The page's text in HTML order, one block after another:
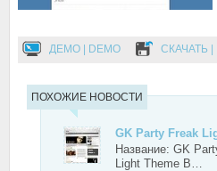
ДЕМО | DEMO СКАЧАТЬ |
ПОХОЖИЕ НОВОСТИ
GK Party Freak
Название: GK
Light Theme В…